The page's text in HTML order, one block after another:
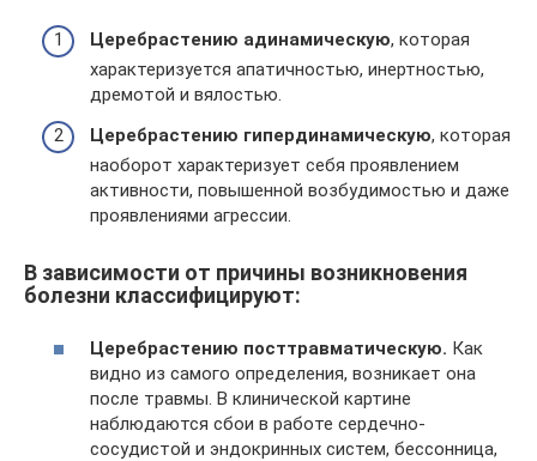
Церебрастению адинамическую, которая
характеризуется апатичностью, инертностью,
дремотой и вялостью.
Церебрастению гипердинамическую, которая
наоборот характеризует себя проявлением
активности, повышенной возбудимостью и даже
проявлениями агрессии.
В зависимости от причины возникновения
болезни классифицируют:
Церебрастению посттравматическую. Как
видно из самого определения, возникает она
после травмы. В клинической картине
наблюдаются сбои в работе сердечно-
сосудистой и эндокринных систем, бессонница,